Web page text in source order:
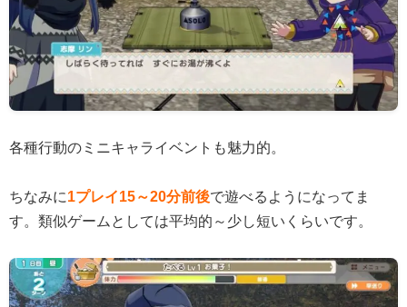
各種行動のミニキャライベントも魅力的。
ちなみに1プレイ15～20分前後で遊べるようになってま
す。類似ゲームとしては平均的～少し短いくらいです。